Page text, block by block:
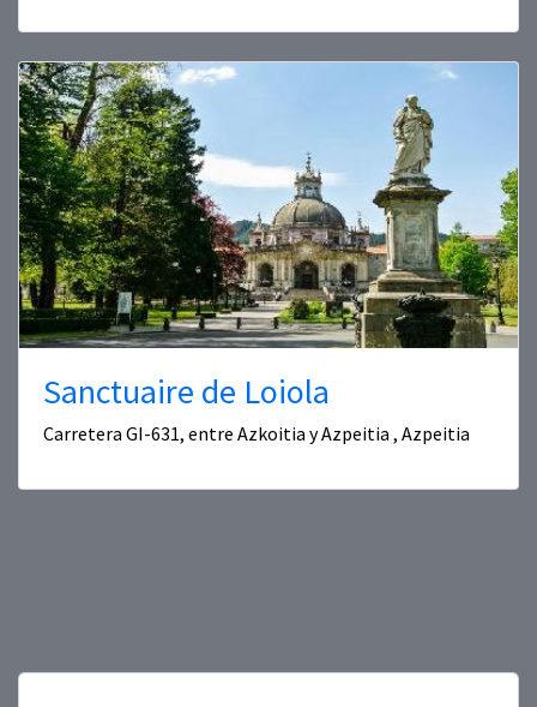
Sanctuaire de Loiola
Carretera GI-631, entre Azkoitia y Azpeitia , Azpeitia